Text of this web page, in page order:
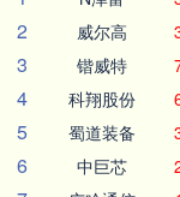
2 威尔高
3 锴威特
4 科翔股份
5 蜀道装备
6 中巨芯